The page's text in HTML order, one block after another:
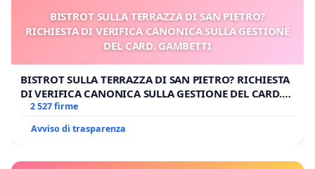
BISTROT SULLA TERRAZZA DI SAN PIETRO?
RICHIESTA DI VERIFICA CANONICA SULLA GESTIONE
DEL CARD. GAMBETTI
BISTROT SULLA TERRAZZA DI SAN PIETRO? RICHIESTA
DI VERIFICA CANONICA SULLA GESTIONE DEL CARD.
GAMBETTI
2 527 firme
Avviso di trasparenza